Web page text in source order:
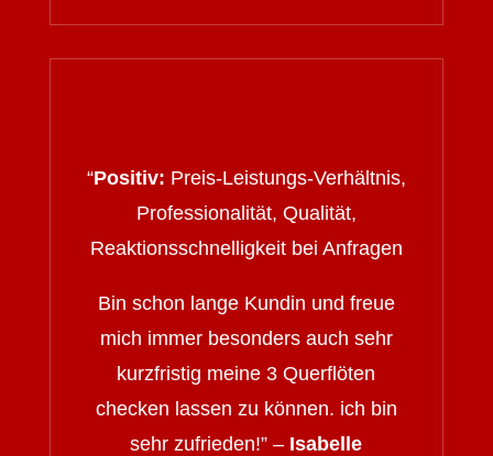
“Positiv: Preis-Leistungs-Verhältnis,
Professionalität, Qualität,
Reaktionsschnelligkeit bei Anfragen
Bin schon lange Kundin und freue
mich immer besonders auch sehr
kurzfristig meine 3 Querflöten
checken lassen zu können. ich bin
sehr zufrieden!” – Isabelle